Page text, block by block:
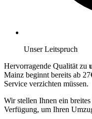
Unser Leitspruch
Hervorragende Qualität zu
Mainz beginnt bereits ab
Service verzichten müssen.
Wir stellen Ihnen ein
Verfügung, um Ihren